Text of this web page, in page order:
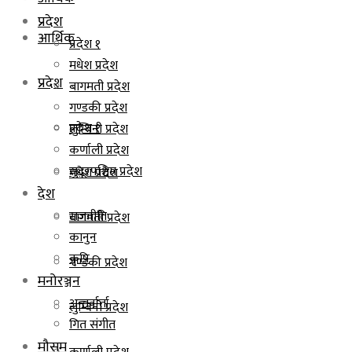
आर्थिक
प्रदेश
प्रदेश १
मधेश प्रदेश
बागमती प्रदेश
गण्डकी प्रदेश
लुम्बिनी प्रदेश
प्रदेश
प्रदेश १
मधेश प्रदेश
बागमती प्रदेश
गण्डकी प्रदेश
लुम्बिनी प्रदेश
कर्णाली प्रदेश
सुदूरपश्चिम प्रदेश
देश
राजनीति
कानुन
कृषि
मनोरञ्जन
अन्तर्वार्ता
गित संगीत
मौसम